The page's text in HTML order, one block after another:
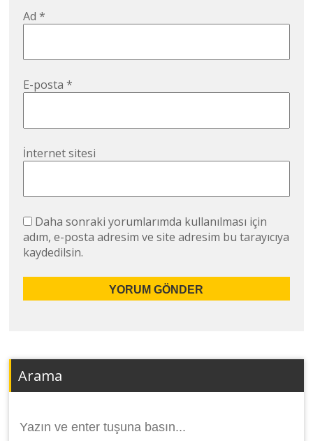
Ad*
E-posta*
İnternet sitesi
Daha sonraki yorumlarımda kullanılması için
adım, e-posta adresim ve site adresim bu tarayıcıya
kaydedilsin.
Arama
yap: